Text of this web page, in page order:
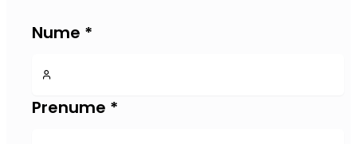
Nume *
Prenume *